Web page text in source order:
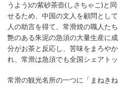
うよう)の紫砂茶壺(しさちゃこ)と
せるため、中国の文人を顧問とし
人の助言を得て、常滑焼の職人た
艶のある朱泥の急須の大量生産に
分がお茶と反応し、苦味をまろや
れ、常滑は急須でも全国シェアト
常滑の観光名所の一つに「まねき